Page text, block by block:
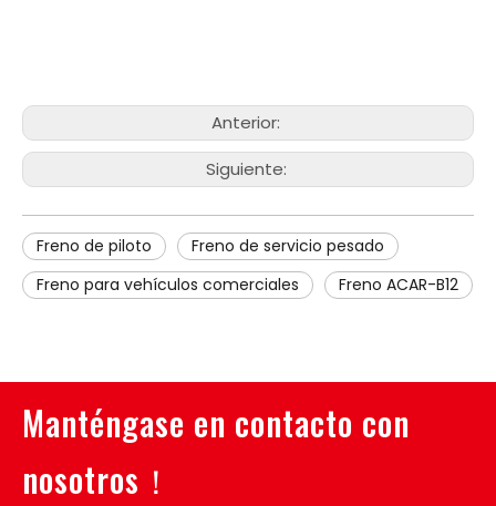
Anterior:
Siguiente:
Freno de piloto
Freno de servicio pesado
Freno para vehículos comerciales
Freno ACAR-B12
Manténgase en contacto con
nosotros！